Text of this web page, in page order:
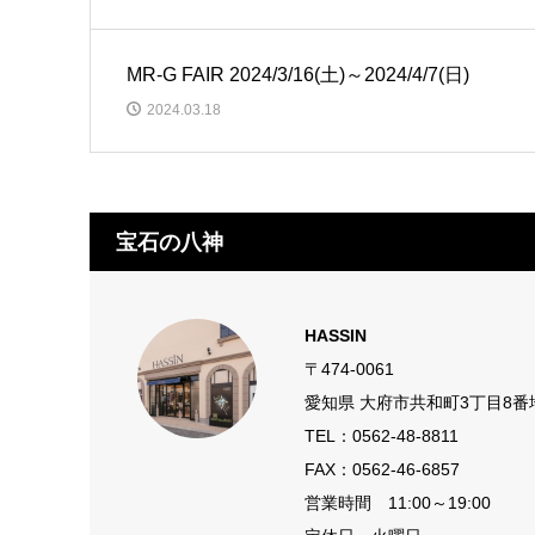
MR-G FAIR 2024/3/16(土)～2024/4/7(日)
2024.03.18
宝石の八神
HASSIN
〒474-0061
愛知県 大府市共和町3丁目8番
TEL： 0562-48-8811
FAX：0562-46-6857
営業時間 11:00～19:00